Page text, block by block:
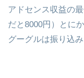
アドセンス収益の
だと8000円）とに
グーグルは振り込